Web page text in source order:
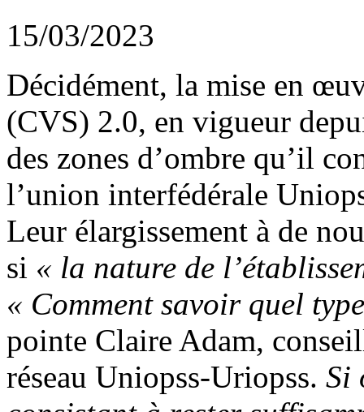
15/03/2023
Décidément, la mise en
(CVS) 2.0, en vigueur
des zones d’ombre qu’il
l’union interfédérale
Leur élargissement à de
si « la nature de
« Comment savoir quel
pointe Claire Adam,
réseau Uniopss-Uriopss. Si